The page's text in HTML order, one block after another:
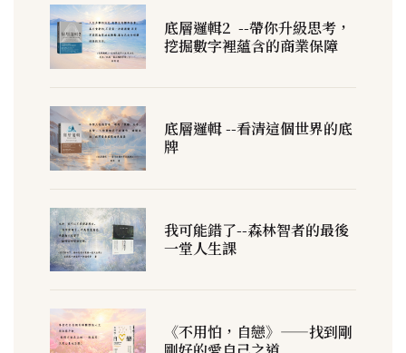
底層邏輯2 --帶你升級思考，
挖掘數字裡蘊含的商業保障
底層邏輯 --看清這個世界的底
牌
我可能錯了--森林智者的最後
一堂人生課
《不用怕，自戀》——找到剛